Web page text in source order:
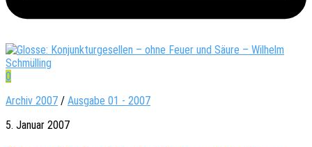
0
Archiv 2007 / Ausgabe 01 - 2007
5. Januar 2007